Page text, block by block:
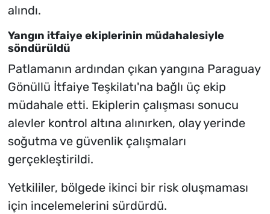
alındı.
Yangın itfaiye ekiplerinin müdahalesiyle
söndürüldü
Patlamanın ardından çıkan yangına Paraguay
Gönüllü İtfaiye Teşkilatı'na bağlı üç ekip
müdahale etti. Ekiplerin çalışması sonucu
alevler kontrol altına alınırken, olay yerinde
soğutma ve güvenlik çalışmaları
gerçekleştirildi.
Yetkililer, bölgede ikinci bir risk oluşmaması
için incelemelerini sürdürdü.